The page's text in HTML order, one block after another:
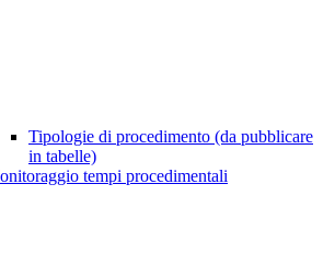
Tipologie di procedimento (da pubblicare
in tabelle)
tempi procedimentali